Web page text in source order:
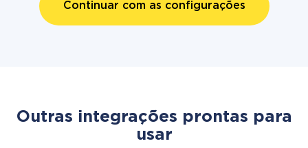
Continuar com as configurações
Outras integrações prontas para
usar